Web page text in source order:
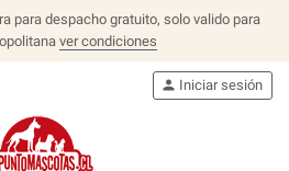
para despacho gratuito, solo valido para
ver condiciones
person Iniciar sesión